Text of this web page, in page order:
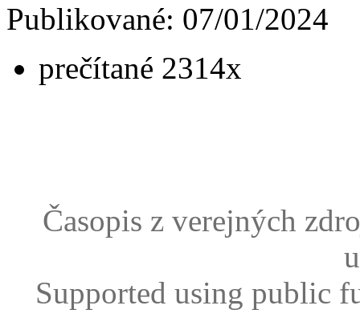
Publikované: 07/01/2024
prečítané 2314x
Časopis z verejných
Supported using public